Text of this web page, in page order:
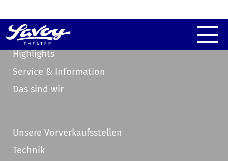
Highlights
Service & Information
Das sind wir
Unsere Vorverkaufsstellen
Technik